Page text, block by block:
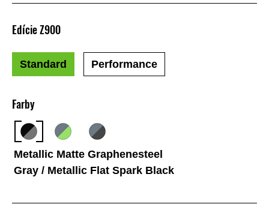
Farby
Metallic Matte Graphenesteel
Gray / Metallic Flat Spark Black
Edície Z900
Standard Performance